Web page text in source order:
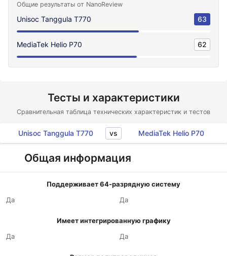
Общие результаты от NanoReview
Unisoc Tanggula T770 63
MediaTek Helio P70 62
Тесты и характеристики
Сравнительная таблица технических характеристик и тестов
Unisoc Tanggula T770 vs MediaTek Helio P70
Общая информация
Поддерживает 64-разрядную систему
Да
Да
Имеет интегрированную графику
Да
Да